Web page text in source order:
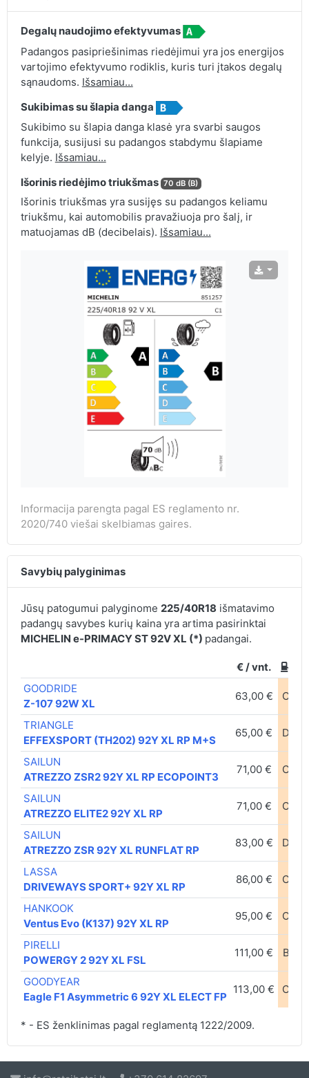
Degalų naudojimo efektyvumas
Padangos pasipriešinimas riedėjimui yra jos energijos
vartojimo efektyvumo rodiklis, kuris turi įtakos degalų
sąnaudoms. Išsamiau...
Sukibimas su šlapia danga
Sukibimo su šlapia danga klasė yra svarbi saugos
funkcija, susijusi su padangos stabdymu šlapiame
kelyje. Išsamiau...
Išorinis riedėjimo triukšmas 70 dB (B)
Išorinis triukšmas yra susijęs su padangos keliamu
triukšmu, kai automobilis pravažiuoja pro šalį, ir
matuojamas dB (decibelais). Išsamiau...
Informacija parengta pagal ES reglamento nr.
2020/740 viešai skelbiamas gaires.
Savybių palyginimas
Jūsų patogumui palyginome 225/40R18 išmatavimo
padangų savybes kurių kaina yra artima pasirinktai
MICHELIN e-PRIMACY ST 92V XL (*) padangai.
€ / vnt.
GOODRIDE
Z-107 92W XL
63,00 € C
TRIANGLE
EFFEXSPORT (TH202) 92Y XL RP M+S
65,00 € D
SAILUN
ATREZZO ZSR2 92Y XL RP ECOPOINT3
71,00 € C
SAILUN
ATREZZO ELITE2 92Y XL RP
71,00 € C
SAILUN
ATREZZO ZSR 92Y XL RUNFLAT RP
83,00 € D
LASSA
DRIVEWAYS SPORT+ 92Y XL RP
86,00 € C
HANKOOK
Ventus Evo (K137) 92Y XL RP
95,00 € C
PIRELLI
POWERGY 2 92Y XL FSL
111,00 € B
GOODYEAR
Eagle F1 Asymmetric 6 92Y XL ELECT FP
113,00 € C
* - ES ženklinimas pagal reglamentą 1222/2009.